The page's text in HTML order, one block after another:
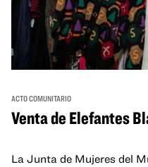
ACTO COMUNITARIO
Venta de Elefantes
La Junta de Mujeres del